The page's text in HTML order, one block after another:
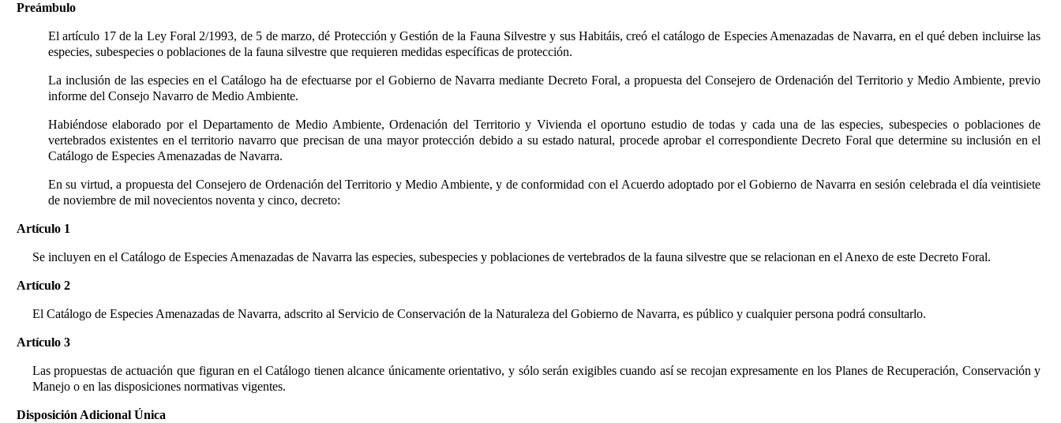
Preámbulo
El artículo 17 de la Ley Foral 2/1993, de 5 de marzo, dé Protección y Gestión de la Fauna Silvestre y sus Habitáis, creó el catálogo de Especies Amenazadas de Navarra, en el qué deben incluirse las
especies, subespecies o poblaciones de la fauna silvestre que requieren medidas específicas de protección.
La inclusión de las especies en el Catálogo ha de efectuarse por el Gobierno de Navarra mediante Decreto Foral, a propuesta del Consejero de Ordenación del Territorio y Medio Ambiente, previo
informe del Consejo Navarro de Medio Ambiente.
Habiéndose elaborado por el Departamento de Medio Ambiente, Ordenación del Territorio y Vivienda el oportuno estudio de todas y cada una de las especies, subespecies o poblaciones de
vertebrados existentes en el territorio navarro que precisan de una mayor protección debido a su estado natural, procede aprobar el correspondiente Decreto Foral que determine su inclusión en el
Catálogo de Especies Amenazadas de Navarra.
En su virtud, a propuesta del Consejero de Ordenación del Territorio y Medio Ambiente, y de conformidad con el Acuerdo adoptado por el Gobierno de Navarra en sesión celebrada el día veintisiete
de noviembre de mil novecientos noventa y cinco, decreto:
Artículo 1
Se incluyen en el Catálogo de Especies Amenazadas de Navarra las especies, subespecies y poblaciones de vertebrados de la fauna silvestre que se relacionan en el Anexo de este Decreto Foral.
Artículo 2
El Catálogo de Especies Amenazadas de Navarra, adscrito al Servicio de Conservación de la Naturaleza del Gobierno de Navarra, es público y cualquier persona podrá consultarlo.
Artículo 3
Las propuestas de actuación que figuran en el Catálogo tienen alcance únicamente orientativo, y sólo serán exigibles cuando así se recojan expresamente en los Planes de Recuperación, Conservación y
Manejo o en las disposiciones normativas vigentes.
Disposición Adicional Única